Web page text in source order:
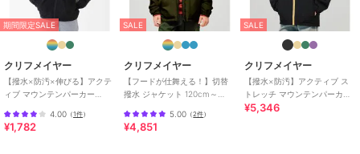
特徴
アウター・ジャケット・コート
/
ロゴ /ミドル丈
サイズあり /洗える
ライフス
タイル/ウォーキング・ランニン
グ/ アウトドア/キャンプ・レ
ジャー/フード付き
カジュア
ル
期間限定SALE
クリフメイヤー
【撥水×防汚×伸びる】アクテ
ィブ マウンテンパーカー
4.00 （1件）
¥1,782
SALE
クリフメイヤー
【フードが仕舞える！】切替
撥水 ジャケット 120cm～
5.00 （2件）
¥4,851
SALE
クリフメイヤー
【撥水×防汚】アクティブ ス
トレッチ マウンテンパーカー
120cm～170cm
¥5,346